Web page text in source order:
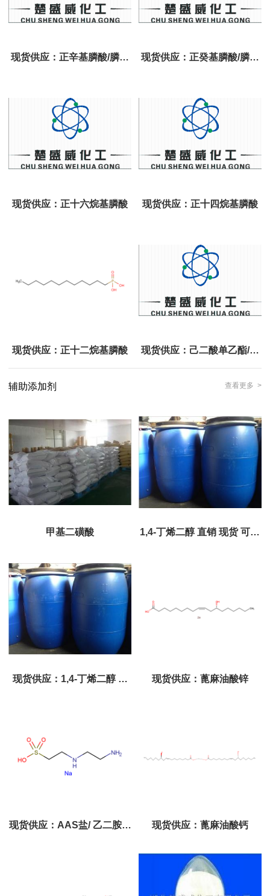
现货供应：正辛基膦酸/膦酸 现货供应：正癸基膦酸/膦酸
现货供应：正十六烷基膦酸 现货供应：正十四烷基膦酸
现货供应：正十二烷基膦酸 现货供应：己二酸单乙酯/吡
辅助添加剂
查看更多 >
甲基二磺酸 1,4-丁烯二醇 直销 现货 可分
现货供应：1,4-丁烯二醇 直 现货供应：蓖麻油酸锌
现货供应：AAS盐/ 乙二胺基 现货供应：蓖麻油酸钙